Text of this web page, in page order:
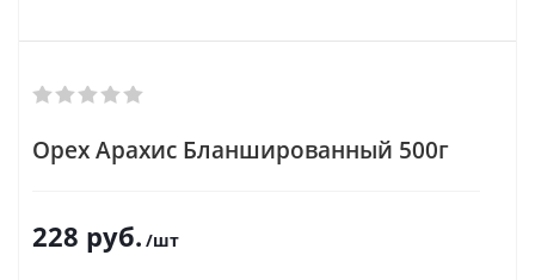
Орех Арахис Бланшированный 500г
228 руб. /шт